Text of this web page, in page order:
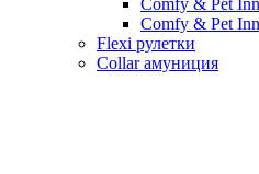
Comfy & Pet
Flexi рулетки
Collar амуниция